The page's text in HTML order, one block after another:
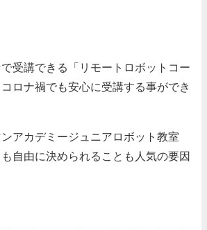
受講できる「リモートロボットコー
ロナ禍でも安心に受講する事ができ
アカデミージュニアロボット教室
自由に決められることも人気の要因